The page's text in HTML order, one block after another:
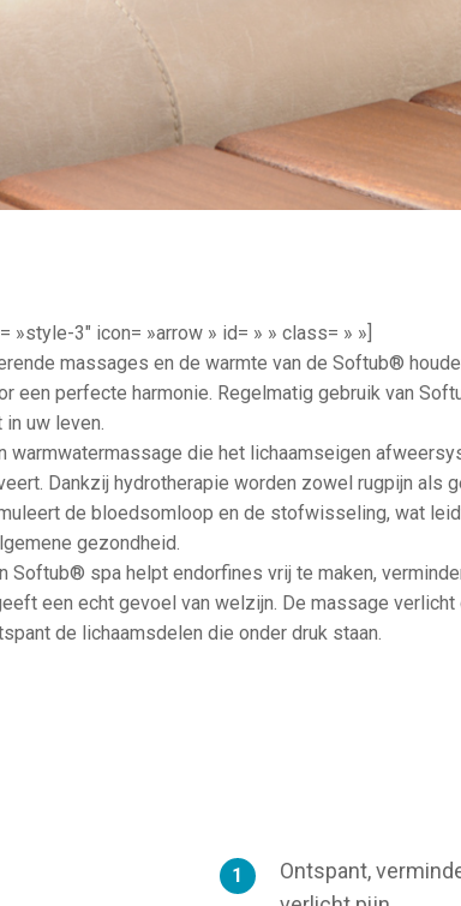
3″ icon= »arrow » id= » » class= » »]
massages en de warmte van de Softub®
een perfecte harmonie. Regelmatig gebruik van
uw leven.
warmwatermassage die het lichaamseigen
Dankzij hydrotherapie worden zowel rugpijn als
de bloedsomloop en de stofwisseling, wat
gezondheid.
Softub® spa helpt endorfines vrij te maken,
een echt gevoel van welzijn. De massage verlicht
de lichaamsdelen die onder druk staan.
Ontspant,